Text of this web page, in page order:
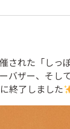
された「しっ
バザー、そし
終了しました